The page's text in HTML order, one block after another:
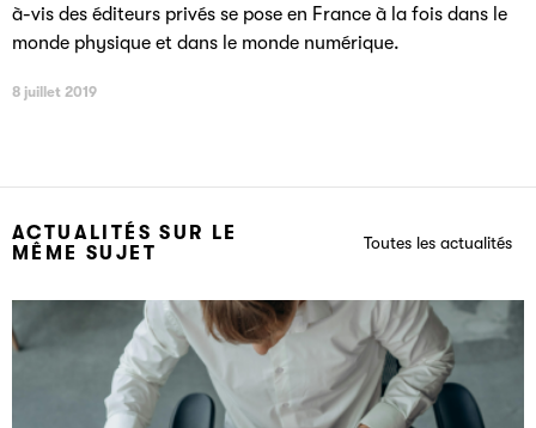
à-vis des éditeurs privés se pose en France à la fois dans le
monde physique et dans le monde numérique.
8 juillet 2019
ACTUALITÉS SUR LE
MÊME SUJET
Toutes les actualités